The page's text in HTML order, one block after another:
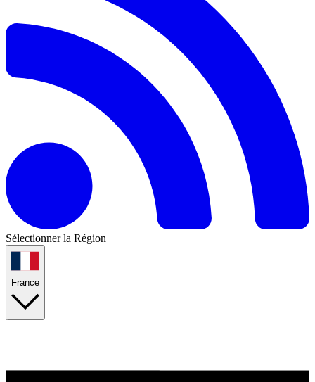
Sélectionner la Région
France